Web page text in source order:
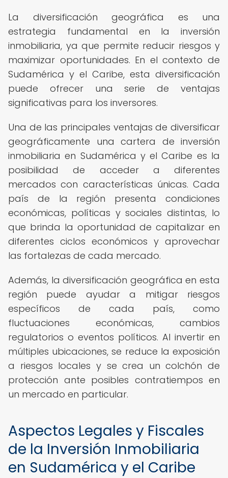
La diversificación geográfica es una
estrategia fundamental en la inversión
inmobiliaria, ya que permite reducir riesgos y
maximizar oportunidades. En el contexto de
Sudamérica y el Caribe, esta diversificación
puede ofrecer una serie de ventajas
significativas para los inversores.
Una de las principales ventajas de diversificar
geográficamente una cartera de inversión
inmobiliaria en Sudamérica y el Caribe es la
posibilidad de acceder a diferentes
mercados con características únicas. Cada
país de la región presenta condiciones
económicas, políticas y sociales distintas, lo
que brinda la oportunidad de capitalizar en
diferentes ciclos económicos y aprovechar
las fortalezas de cada mercado.
Además, la diversificación geográfica en esta
región puede ayudar a mitigar riesgos
específicos de cada país, como
fluctuaciones económicas, cambios
regulatorios o eventos políticos. Al invertir en
múltiples ubicaciones, se reduce la exposición
a riesgos locales y se crea un colchón de
protección ante posibles contratiempos en
un mercado en particular.
Aspectos Legales y Fiscales
de la Inversión Inmobiliaria
en Sudamérica y el Caribe